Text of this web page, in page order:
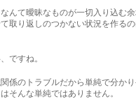
んて曖昧なものが一切入り込む
取り返しのつかない状況を作る
ですね。
係のトラブルだから単純で分かり
そんな単純ではありません。